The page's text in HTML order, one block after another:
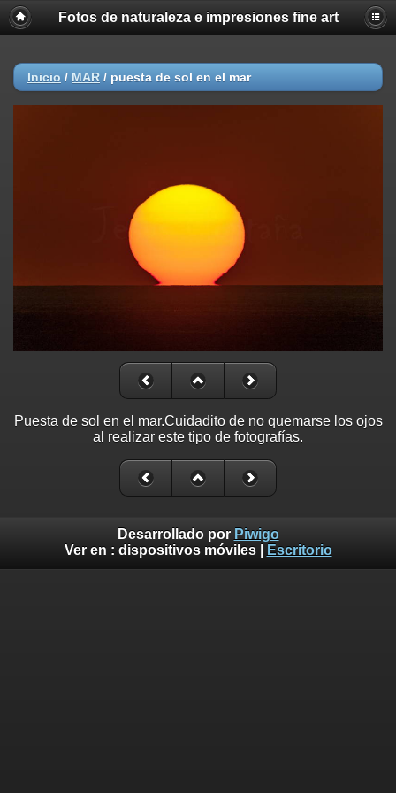
Fotos de naturaleza e impresiones fine art
Inicio / MAR / puesta de sol en el mar
Puesta de sol en el mar.Cuidadito de no quemarse los ojos
al realizar este tipo de fotografías.
Desarrollado por Piwigo
Ver en : dispositivos móviles| Escritorio